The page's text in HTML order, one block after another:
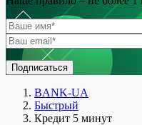
Подписаться
BANK-UA
Быстрый
Кредит 5 минут